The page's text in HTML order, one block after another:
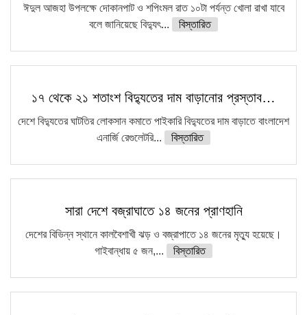
ঈদুল আজহা উপলক্ষে দোকানপাট ও শপিংমল রাত ১০টা পর্যন্ত খোলা রাখা যাবে
বলে জানিয়েছে বিদ্যুৎ...
বিস্তারিত
১৭ থেকে ২১ শতাংশ বিদ্যুতের দাম বাড়ানোর প্রস্তাব…
দেশে বিদ্যুতের ঘাটতির লোকসান কমাতে পাইকারি বিদ্যুতের দাম বাড়াতে বাংলাদেশ
এনার্জি রেগুলেটরি...
বিস্তারিত
সারা দেশে বজ্রাঘাতে ১৪ জনের প্রাণহানি
দেশের বিভিন্ন স্থানে কালবৈশাখী ঝড় ও বজ্রাপাতে ১৪ জনের মৃত্যু হয়েছে।
গাইবান্ধায় ৫ জন,...
বিস্তারিত